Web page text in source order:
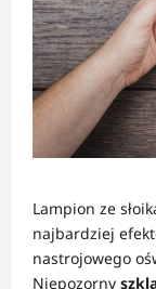
Lampion ze
najbardziej
nastrojowego
Niepozorny